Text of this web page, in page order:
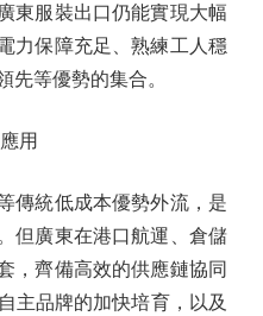
東服裝出口仍能實現大幅
力保障充足、熟練工人穩
先等優勢的集合。
用
統低成本優勢外流，是
但廣東在港口航運、倉儲
，齊備高效的供應鏈協同
主品牌的加快培育，以及